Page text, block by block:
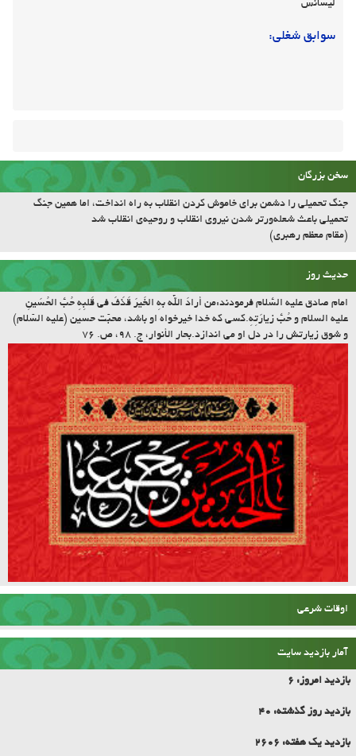
سوابق شغلی:
جنگ تحمیلی را دشمن برای خاموش کردن انقلاب به راه انداخت، اما همین جنگ
تحمیلی باعث شعله‌ورتر شدن نیروی انقلاب و روحیه‌ی انقلاب شد
(مقام معظم رهبری)
امام صادق علیه السّلام فرمودند:مَن أرادَ اللّه بِهِ الخَیرَ قَذَفَ فی قَلبِهِ حُبَّ الحُسَینِ
علیه السلام و حُبَّ زیارَتِهِ.کسى که خدا خیرخواه او باشد، محبّت حسین (علیه السّلام)
و شوق زیارتش را در دل او مى اندازد.بحار الأنوار، ج. ۹۸، ص. ۷۶
اوقات شرعی
آمار بازدید سایت
بازدید امروز: 6
بازدید روز گذشته:
بازدید یک هفته: 2606
بازدید این ماه: 4024